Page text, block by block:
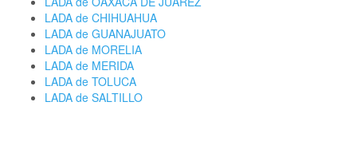
LADA de CHIHUAHUA
LADA de GUANAJUATO
LADA de MORELIA
LADA de MERIDA
LADA de TOLUCA
LADA de SALTILLO